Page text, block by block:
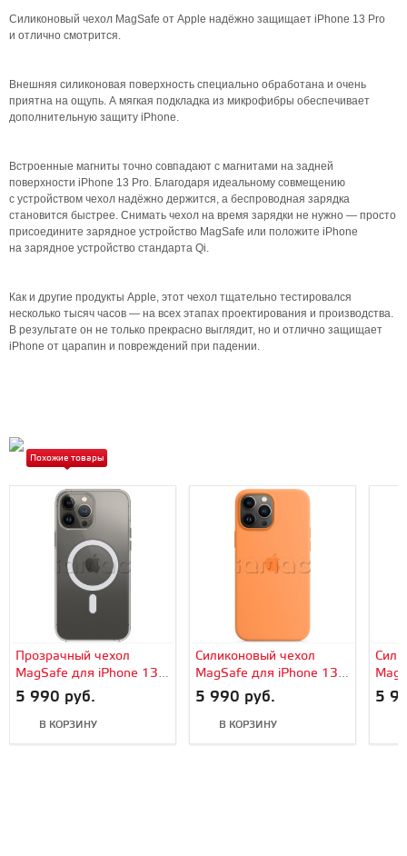
Силиконовый чехол MagSafe от Apple надёжно защищает iPhone 13 Pro
и отлично смотрится.
Внешняя силиконовая поверхность специально обработана и очень
приятна на ощупь. А мягкая подкладка из микрофибры обеспечивает
дополнительную защиту iPhone.
Встроенные магниты точно совпадают с магнитами на задней
поверхности iPhone 13 Pro. Благодаря идеальному совмещению
с устройством чехол надёжно держится, а беспроводная зарядка
становится быстрее. Снимать чехол на время зарядки не нужно — просто
присоедините зарядное устройство MagSafe или положите iPhone
на зарядное устройство стандарта Qi.
Как и другие продукты Apple, этот чехол тщательно тестировался
несколько тысяч часов — на всех этапах проектирования и производства.
В результате он не только прекрасно выглядит, но и отлично защищает
iPhone от царапин и повреждений при падении.
Похожие товары
Прозрачный чехол
MagSafe для iPhone 13
Pro
5 990 руб.
В КОРЗИНУ
Силиконовый чехол
MagSafe для iPhone 13
Pro, цвет «весенняя
мимоза»
5 990 руб.
В КОРЗИНУ
Pro,
5